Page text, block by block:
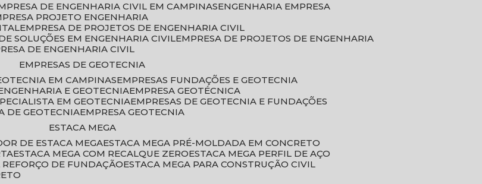
DE ENGENHARIA CIVIL EM CAMPINAS
ENGENHARIA EMPRESA
PROJETO ENGENHARIA
EMPRESA DE PROJETOS DE ENGENHARIA CIVIL
DE SOLUÇÕES EM ENGENHARIA CIVIL EMPRESA DE PROJETOS DE ENGENHARIA
DE ENGENHARIA CIVIL
EMPRESAS DE GEOTECNIA
EM CAMPINAS
EMPRESAS FUNDAÇÕES E GEOTECNIA
E GEOTECNIA EMPRESA GEOTÉCNICA
EM GEOTECNIA EMPRESAS DE GEOTECNIA E FUNDAÇÕES
DE GEOTECNIA EMPRESA GEOTECNIA
ESTACA MEGA
DE ESTACA MEGA ESTACA MEGA PRÉ-MOLDADA EM CONCRETO
ESTACA MEGA COM RECALQUE ZERO
ESTACA MEGA PERFIL DE AÇO
REFORÇO DE FUNDAÇÃO
ESTACA MEGA PARA CONSTRUÇÃO CIVIL